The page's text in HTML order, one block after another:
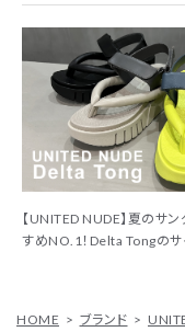
【UNITED NUDE】夏のサ
すめNO.1！Delta Tongのサ
HOME ブランド